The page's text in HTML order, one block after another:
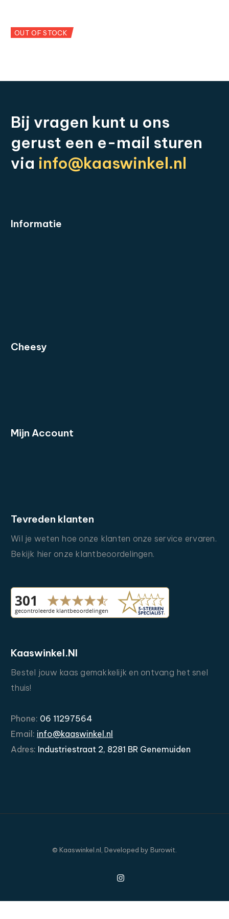
OUT OF STOCK
Bij vragen kunt u ons
gerust een e-mail sturen
via info@kaaswinkel.nl
Informatie
Cheesy
Mijn Account
Tevreden klanten
Wil je weten hoe onze klanten onze service ervaren.
Bekijk hier onze klantbeoordelingen.
Kaaswinkel.nl
Bestel jouw kaas gemakkelijk en ontvang het snel
thuis!
Phone: 06 11297564
Email: info@kaaswinkel.nl
Adres: Industriestraat 2, 8281 BR Genemuiden
© Kaaswinkel.nl, Developed by Burowit.